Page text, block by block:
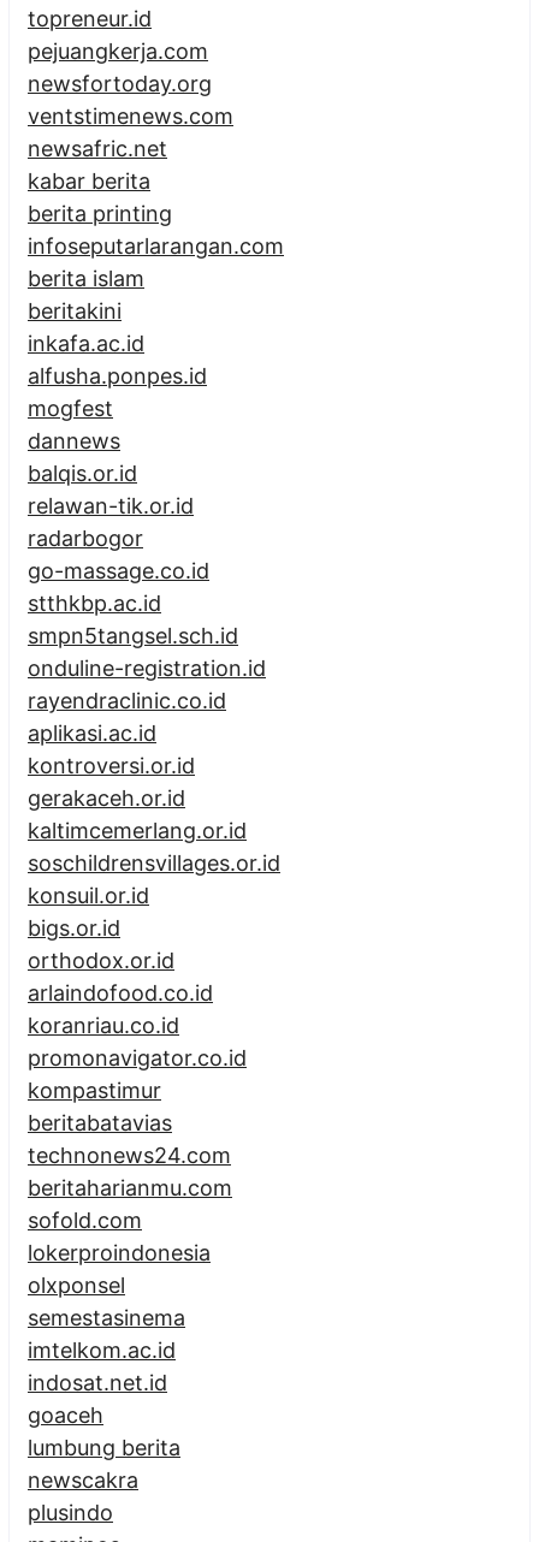
topreneur.id
pejuangkerja.com
newsfortoday.org
ventstimenews.com
newsafric.net
kabar berita
berita printing
infoseputarlarangan.com
berita islam
beritakini
inkafa.ac.id
alfusha.ponpes.id
mogfest
dannews
balqis.or.id
relawan-tik.or.id
radarbogor
go-massage.co.id
stthkbp.ac.id
smpn5tangsel.sch.id
onduline-registration.id
rayendraclinic.co.id
aplikasi.ac.id
kontroversi.or.id
gerakaceh.or.id
kaltimcemerlang.or.id
soschildrensvillages.or.id
konsuil.or.id
bigs.or.id
orthodox.or.id
arlaindofood.co.id
koranriau.co.id
promonavigator.co.id
kompastimur
beritabatavias
technonews24.com
beritaharianmu.com
sofold.com
lokerproindonesia
olxponsel
semestasinema
imtelkom.ac.id
indosat.net.id
goaceh
lumbung berita
newscakra
plusindo